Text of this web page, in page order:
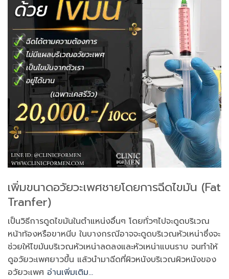
เพิ่มขนาดอวัยวะเพศชายโดยการฉีดไขมัน (Fat
Tranfer)
เป็นวิธีการดูดไขมันในตำแหน่งอื่นๆ โดยทั่วๆไปจะดูดบริเวณ
หน้าท้องหรือขาหนีบ ในบางกรณีอาจจะดูดบริเวณหัวเหน่าซึ่งจะ
ช่วยให้ไขมันบริเวณหัวเหน่าลดลงและหัวเหน่าแบนราบ จนทำให้
ดูอวัยวะเพศยาวขึ้น แล้วนำมาฉีดที่ผิวหนังบริเวณผิวหนังของ
อวัยวะเพศ อ่านเพิ่มเติม…